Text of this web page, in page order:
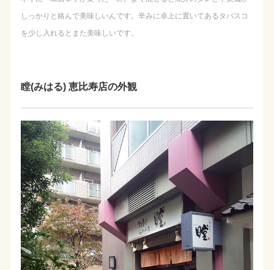
しっかりと絡んで美味しいんです。辛みに卓上に置いてあるタバスコ
を少し入れるとまた美味しいです。
瞠(みはる) 恵比寿店の外観